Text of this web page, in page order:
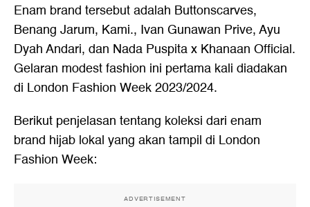
Enam brand tersebut adalah Buttonscarves,
Benang Jarum, Kami., Ivan Gunawan Prive, Ayu
Dyah Andari, dan Nada Puspita x Khanaan Official.
Gelaran modest fashion ini pertama kali diadakan
di London Fashion Week 2023/2024.
Berikut penjelasan tentang koleksi dari enam
brand hijab lokal yang akan tampil di London
Fashion Week:
ADVERTISEMENT